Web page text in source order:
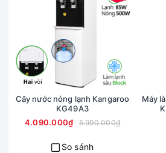
Máy làm nóng lạnh nước Kangaroo
khóa nước nóng tiện lợi, đảm bảo an
trẻ nhỏ.
Thiết kế 3 vòi – 3
nước riêng biệt
Cây nước nóng lạnh Kangaroo
KG49A3
4.090.000₫
5.990.000₫
So sánh
Máy